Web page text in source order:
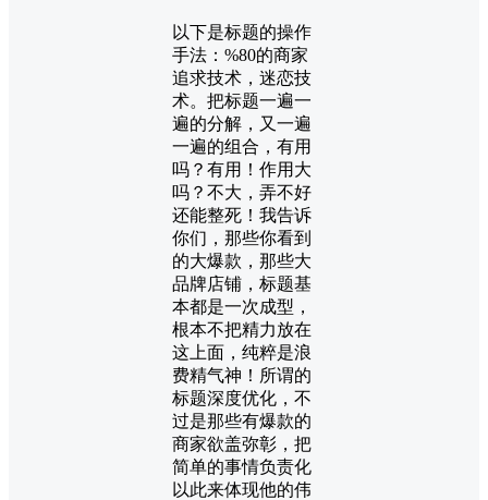
以下是标题的操作
手法：%80的商家
追求技术，迷恋技
术。把标题一遍一
遍的分解，又一遍
一遍的组合，有用
吗？有用！作用大
吗？不大，弄不好
还能整死！我告诉
你们，那些你看到
的大爆款，那些大
品牌店铺，标题基
本都是一次成型，
根本不把精力放在
这上面，纯粹是浪
费精气神！所谓的
标题深度优化，不
过是那些有爆款的
商家欲盖弥彰，把
简单的事情负责化
以此来体现他的伟